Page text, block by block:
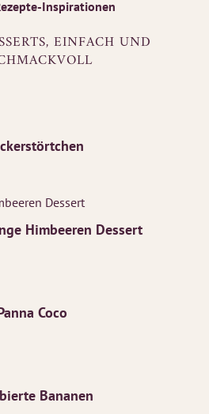
Inspirationen
EINFACH UND
Himbeeren Dessert
Coco
Bananen